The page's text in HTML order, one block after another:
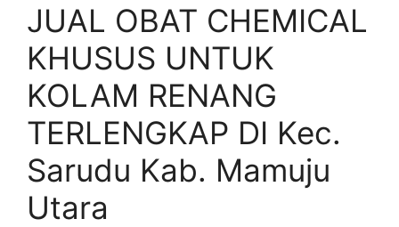
JUAL OBAT CHEMICAL
KHUSUS UNTUK
KOLAM RENANG
TERLENGKAP DI Kec.
Sarudu Kab. Mamuju
Utara